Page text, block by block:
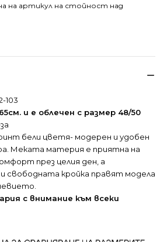
на артикул на стойност над
103
и е облечен с размер 48/50
бели цветя- модерен и удобен
Меката материя е приятна на
през целия ден, а
свободната кройка правят модела
с внимание към всеки